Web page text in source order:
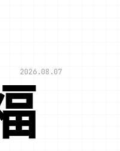
2026.08.07